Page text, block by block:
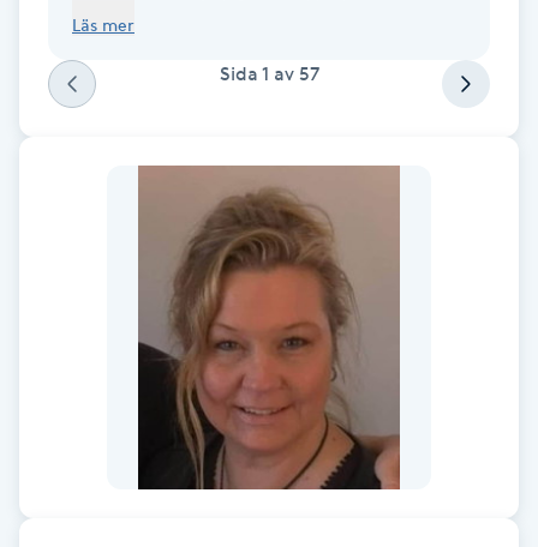
Friskvård
Friskvårdsmassage
Läs mer
Sida 1 av 57